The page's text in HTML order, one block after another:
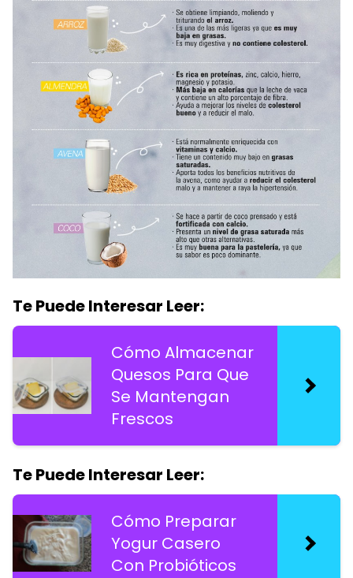
Te Puede Interesar Leer:
Cómo Almacenar
Quesos Para Que
Se Mantengan
Frescos
Te Puede Interesar Leer:
Cómo Preparar
Yogur Casero
Con Probióticos